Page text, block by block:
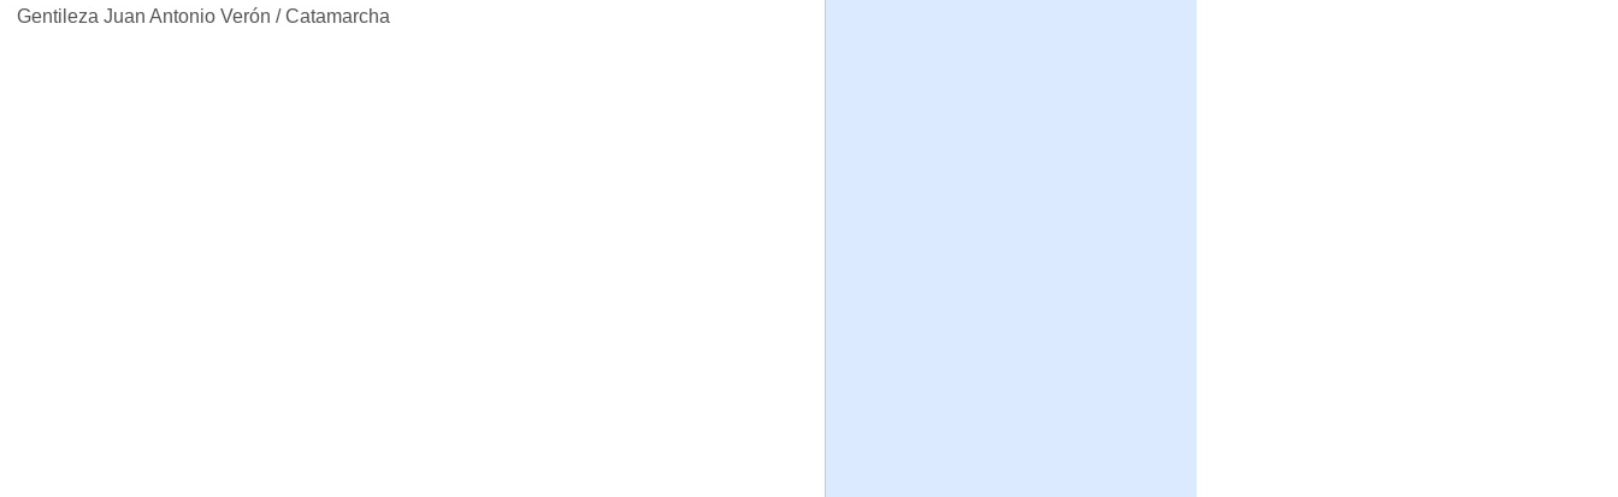
Gentileza Juan Antonio Verón / Catamarcha